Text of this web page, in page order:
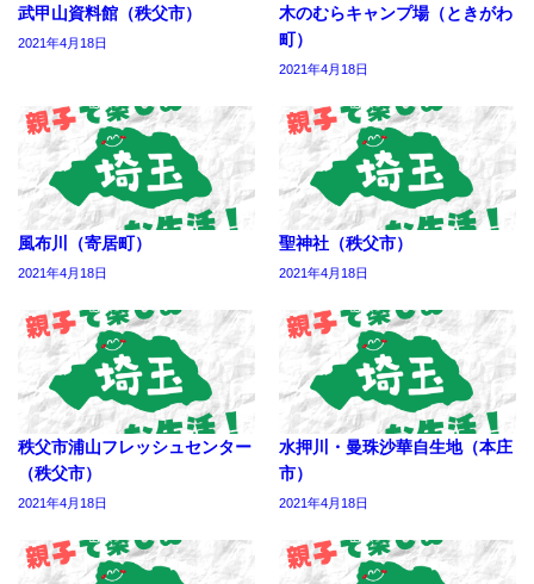
武甲山資料館（秩父市）
2021年4月18日
木のむらキャンプ場（ときがわ
町）
2021年4月18日
風布川（寄居町）
2021年4月18日
聖神社（秩父市）
2021年4月18日
秩父市浦山フレッシュセンター
（秩父市）
2021年4月18日
水押川・曼珠沙華自生地（本庄
市）
2021年4月18日